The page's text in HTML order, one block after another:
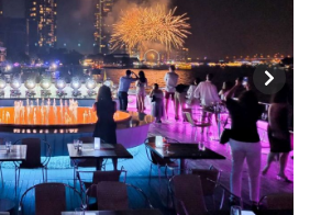
TKM เติร์กเมนิสถาน
UZB อุซเบกิสถาน 4
YEM เยเมน 0
VNM เวียดนาม 35
PRT โปรตุเกส
สแกนดิเนเวีย 7
ESP สเปน 4
CHE สวิตเซอร์แลนด์ 8
UKR ยูเครน 0
UK อังกฤษ+สหราชอาณาจักร